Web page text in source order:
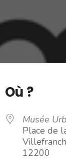
Où ?
Musée
Place de
12200